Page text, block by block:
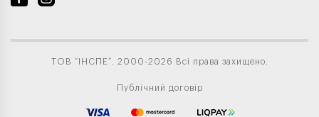
ТОВ “ІНСПЕ”. 2000-2026 Всі права захищено.
Публічний договір